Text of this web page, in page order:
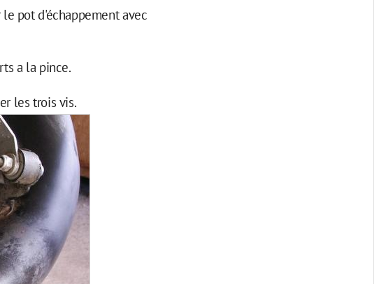
pot d'échappement avec
a la pince.
les trois vis.